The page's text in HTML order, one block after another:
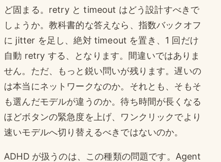
ど固まる。retry と timeout はどう設計すべきで
しょうか。教科書的な答えなら、指数バックオフ
に jitter を足し、絶対 timeout を置き、1 回だけ
自動 retry する、となります。間違いではありま
せん。ただ、もっと鋭い問いが残ります。遅いの
は本当にネットワークなのか。それとも、そもそ
も選んだモデルが違うのか。待ち時間が長くなる
ほどボタンの緊急度を上げ、ワンクリックでより
速いモデルへ切り替えるべきではないのか。
ADHD が扱うのは、この種類の問題です。Agent